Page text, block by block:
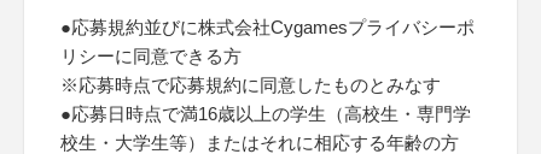
●応募規約並びに株式会社Cygamesプライバシーポ
リシーに同意できる方
※応募時点で応募規約に同意したものとみなす
●応募日時点で満16歳以上の学生（高校生・専門学
校生・大学生等）またはそれに相応する年齢の方